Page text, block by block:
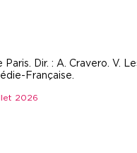
Dir. : A. Cravero. V.
Française.
2026